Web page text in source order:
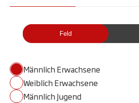
Feld
Männlich Erwachsene
Weiblich Erwachsene
Männlich Jugend